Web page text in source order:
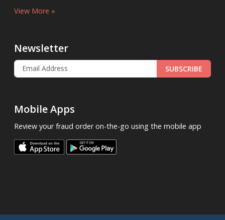
View More »
Newsletter
SUBSCRIBE
Mobile Apps
Review your fraud order on-the-go using the mobile app